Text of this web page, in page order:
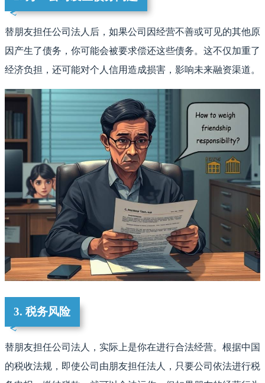
替朋友担任公司法人后，如果公司因经营不善或可见的其他原
因产生了债务，你可能会被要求偿还这些债务。这不仅加重了
经济负担，还可能对个人信用造成损害，影响未来融资渠道。
3. 税务风险
替朋友担任公司法人，实际上是你在进行合法经营。根据中国
的税收法规，即使公司由朋友担任法人，只要公司依法进行税